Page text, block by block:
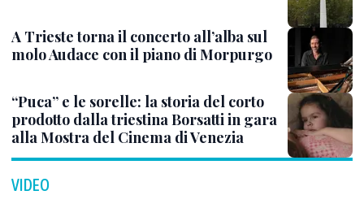
A Trieste torna il concerto all’alba sul
molo Audace con il piano di Morpurgo
“Puca” e le sorelle: la storia del corto
prodotto dalla triestina Borsatti in gara
alla Mostra del Cinema di Venezia
VIDEO